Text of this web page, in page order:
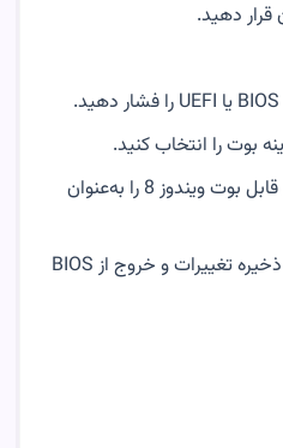
درایو نوری یا فلش مموری قابل بوت ویندوز 8 را به‌عنوان
کلید F10 یا Enter را برای ذخیره تغییرات و خروج از BIOS